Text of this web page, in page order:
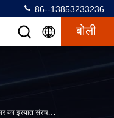
86--13853233236
बोली
संरचना निर्माण वाणिज्यिक कार्यालय भवन